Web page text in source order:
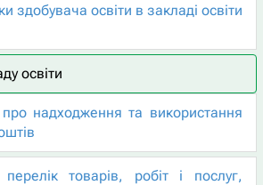
здобувача освіти в закладі освіти
освіти
надходження та використання
товарів, робіт і послуг,